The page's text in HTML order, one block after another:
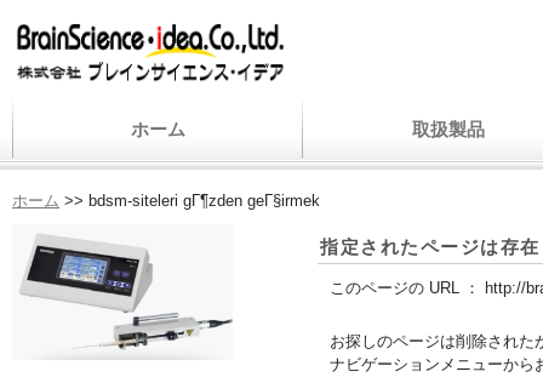
ホーム 取扱製品
ホーム >> bdsm-siteleri gГ¶zden geГ§irmek
指定されたページは存
このページの URL ： http://
お探しのページは削除された
ナビゲーションメニューから